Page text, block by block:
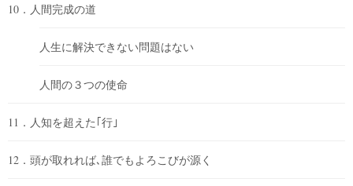
10．人間完成の道
人生に解決できない問題はない
人間の３つの使命
11．人知を超えた｢行｣
12．頭が取れれば､誰でもよろこびが源く